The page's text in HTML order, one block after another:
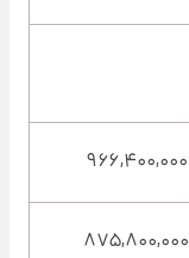
۹۶۶,۴۰۰,۰۰۰
۸۷۵,۸۰۰,۰۰۰